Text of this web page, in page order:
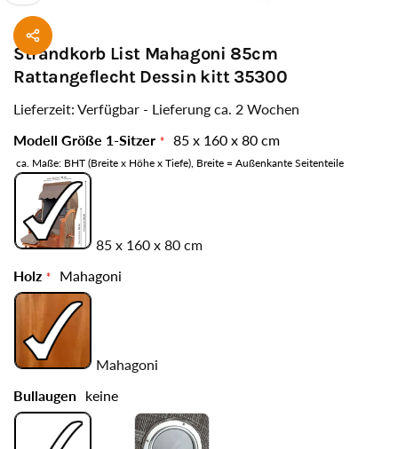
Strandkorb List Mahagoni 85cm
Rattangeflecht Dessin kitt 35300
Lieferzeit: Verfügbar - Lieferung ca. 2 Wochen
Modell Größe 1-Sitzer
85 x 160 x 80 cm
ca. Maße: BHT (Breite x Höhe x Tiefe), Breite = Außenkante Seitenteile
85 x 160 x 80 cm
Holz
Mahagoni
Mahagoni
Bullaugen keine